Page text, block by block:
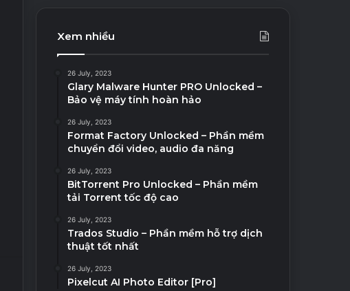
Xem nhiều
26 July, 2023
Glary Malware Hunter PRO Unlocked –
Bảo vệ máy tính hoàn hảo
26 July, 2023
Format Factory Unlocked – Phần mềm
chuyển đổi video, audio đa năng
26 July, 2023
BitTorrent Pro Unlocked – Phần mềm
tải Torrent tốc độ cao
26 July, 2023
Trados Studio – Phần mềm hỗ trợ dịch
thuật tốt nhất
26 July, 2023
Pixelcut AI Photo Editor [Pro]